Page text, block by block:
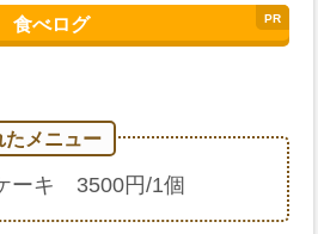
食べログ
ーキ 3500円/1個